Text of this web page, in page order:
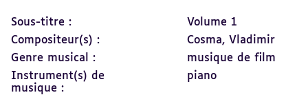
Sous-titre :
Volume 1
Compositeur(s) :
Cosma, Vladimir
Genre musical :
musique de film
Instrument(s) de
musique :
piano